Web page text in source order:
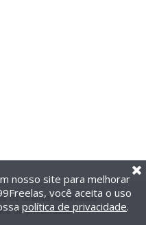
os direitos reservados.
de privacidade
nosso site para melhorar
você aceita o uso
política de privacidade.